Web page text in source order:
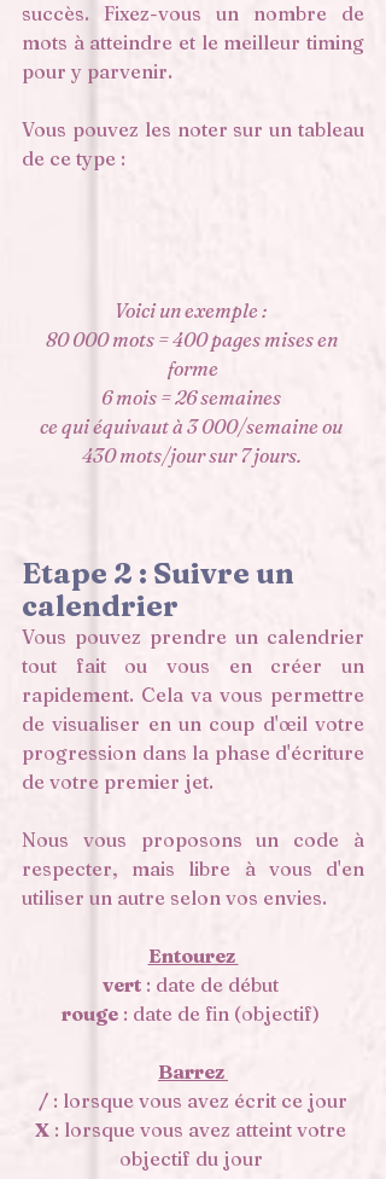
succès. Fixez-vous un nombre de
mots à atteindre et le meilleur timing
pour y parvenir.
Vous pouvez les noter sur un tableau
de ce type :
Voici un exemple :
80 000 mots = 400 pages mises en
forme
6 mois = 26 semaines
ce qui équivaut à 3 000/semaine ou
430 mots/jour sur 7 jours.
Etape 2 : Suivre un
calendrier
Vous pouvez prendre un calendrier
tout fait ou vous en créer un
rapidement. Cela va vous permettre
de visualiser en un coup d'œil votre
progression dans la phase d'écriture
de votre premier jet.
Nous vous proposons un code à
respecter, mais libre à vous d'en
utiliser un autre selon vos envies.
Entourez
vert : date de début
rouge : date de fin (objectif)
Barrez
/ : lorsque vous avez écrit ce jour
X : lorsque vous avez atteint votre
objectif du jour